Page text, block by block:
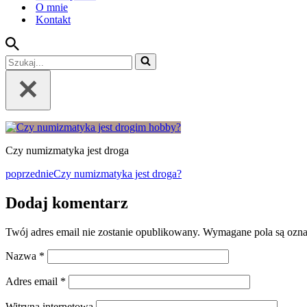
O mnie
Kontakt
Szukaj...
Czy numizmatyka jest droga
poprzednieCzy numizmatyka jest droga?
Dodaj komentarz
Twój adres email nie zostanie opublikowany. Wymagane pola są
Nazwa *
Adres email *